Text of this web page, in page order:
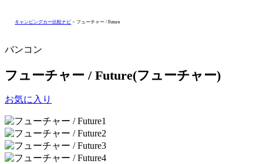
キャンピングカー比較ナビ > フューチャー / Future
バンコン
フューチャー / Future(フューチャー)
お気に入り